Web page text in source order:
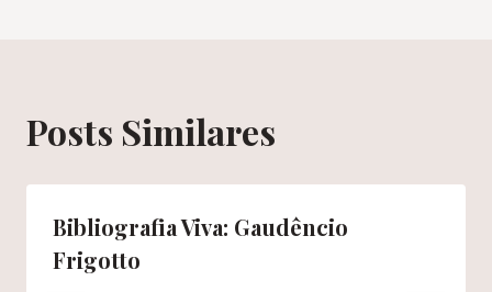
Posts Similares
Bibliografia Viva: Gaudêncio
Frigotto